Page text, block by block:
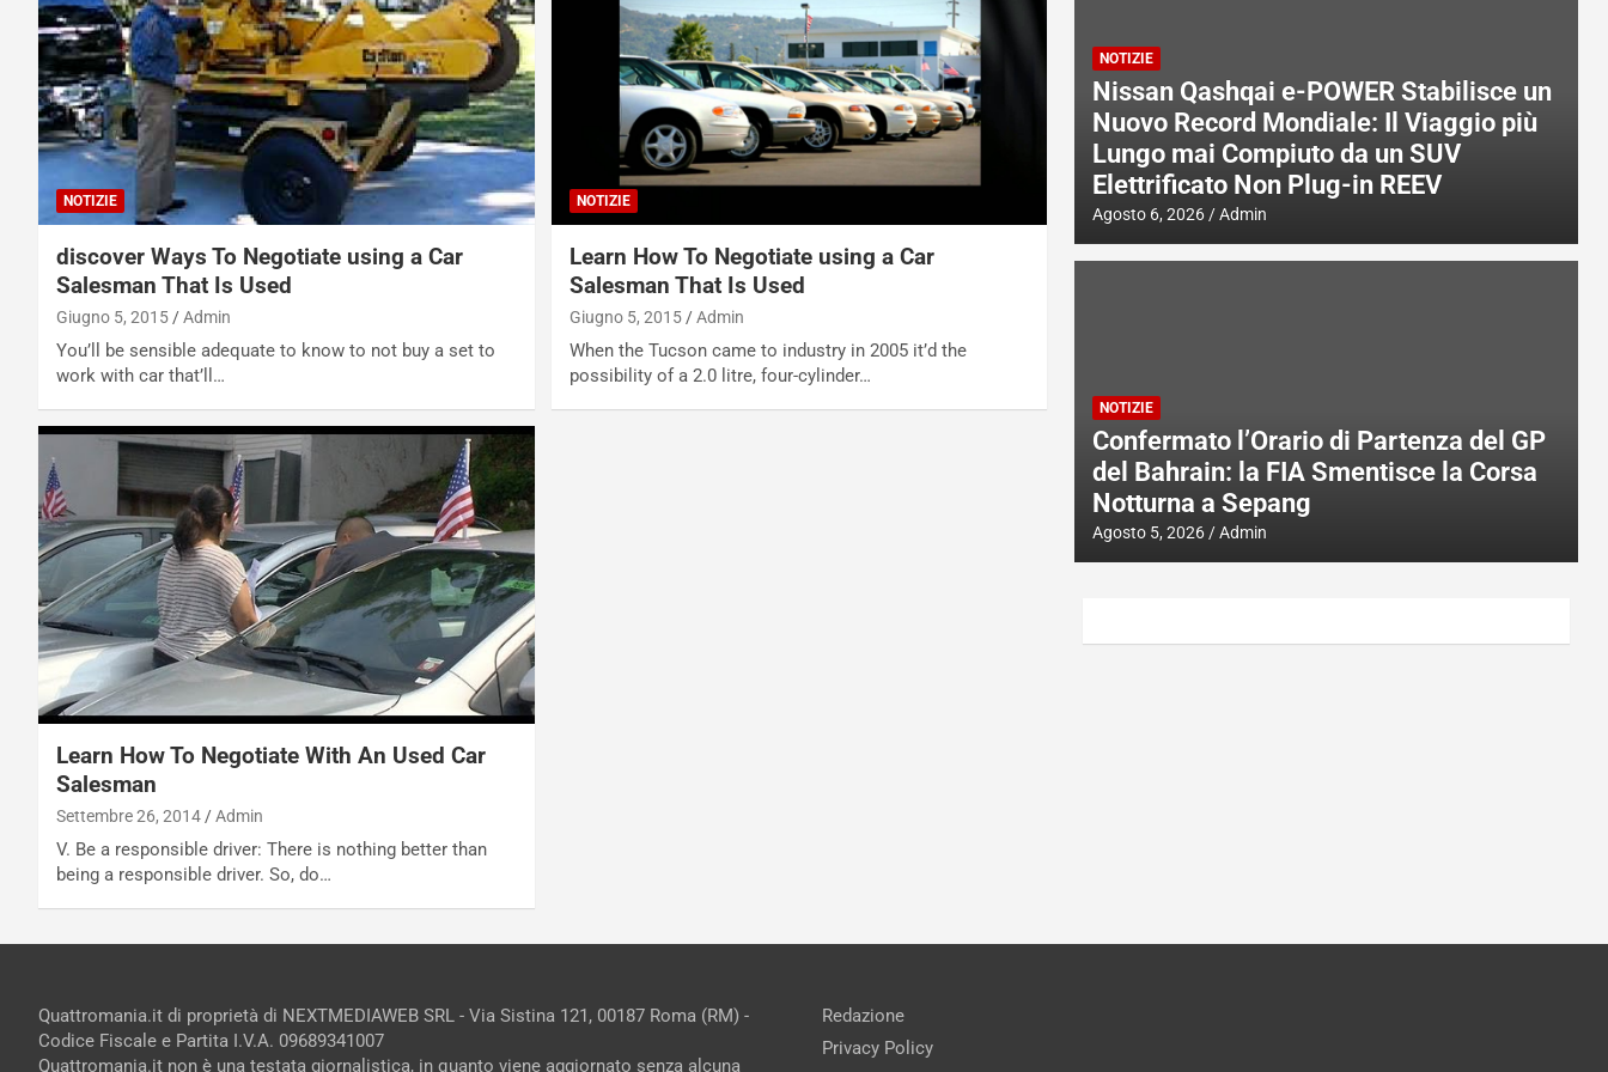
NOTIZIE
discover Ways To Negotiate using a Car
Salesman That Is Used
Giugno 5, 2015 Admin
You’ll be sensible adequate to know to not buy a set to
work with car that’ll…
NOTIZIE
Learn How To Negotiate using a Car
Salesman That Is Used
Giugno 5, 2015 Admin
When the Tucson came to industry in 2005 it’d the
possibility of a 2.0 litre, four-cylinder…
Learn How To Negotiate With An Used Car
Salesman
Settembre 26, 2014 Admin
V. Be a responsible driver: There is nothing better than
being a responsible driver. So, do…
NOTIZIE
Nissan Qashqai e-POWER Stabilisce un
Nuovo Record Mondiale: Il Viaggio più
Lungo mai Compiuto da un SUV
Elettrificato Non Plug-in REEV
Agosto 6, 2026 Admin
NOTIZIE
Confermato l’Orario di Partenza del GP
del Bahrain: la FIA Smentisce la Corsa
Notturna a Sepang
Agosto 5, 2026 Admin
Quattromania.it di proprietà di NEXTMEDIAWEB SRL - Via Sistina 121, 00187 Roma (RM) -
Codice Fiscale e Partita I.V.A. 09689341007
Quattromania.it non è una testata giornalistica, in quanto viene aggiornato senza alcuna
Redazione
Privacy Policy